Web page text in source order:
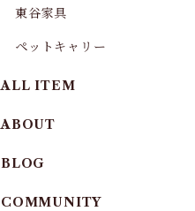
東谷家具
ペットキャリー
ALL ITEM
ABOUT
BLOG
COMMUNITY